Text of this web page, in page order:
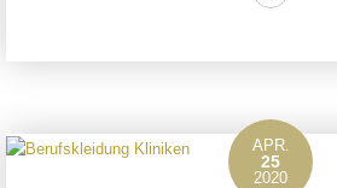
APR.
25
2020